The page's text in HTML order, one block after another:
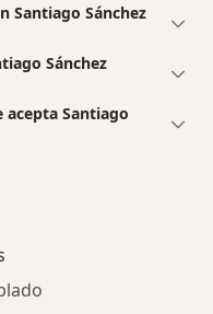
Santiago Sánchez
Sánchez
acepta Santiago